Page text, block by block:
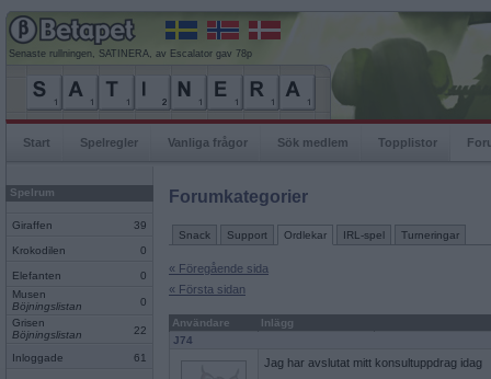
Senaste rullningen, SATINERA, av Escalator gav 78p
Start Spelregler Vanliga frågor Sök medlem Topplistor
Spelrum
Giraffen 39
Krokodilen 0
Elefanten
0
Musen
Böjningslistan
0
Grisen
Böjningslistan
22
Inloggade 61
Forumkategorier
Snack Support Ordlekar IRL-spel Turneringar
« Föregående sida
« Första sidan
Användare
Inlägg
J74
Jag har avslutat mitt konsultuppdrag idag